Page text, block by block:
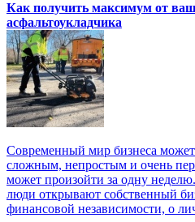
Как получить максимум от
асфальтоукладчика
Современный мир бизнеса
сложным, непростым и очень
может произойти за одну
люди открывают собственный
финансовой независимости, о